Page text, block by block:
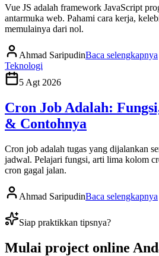
Vue JS adalah framework JavaScript
antarmuka web. Pahami cara kerja,
memulainya dari nol.
Ahmad SaripudinBaca selengkapnya
Teknologi
5 Agt 2026
Cron Job Adalah:
& Contohnya
Cron job adalah tugas yang dijalankan
jadwal. Pelajari fungsi, arti lima kolom
cron gagal jalan.
Ahmad SaripudinBaca selengkapnya
Siap praktikkan tipsnya?
Mulai project online